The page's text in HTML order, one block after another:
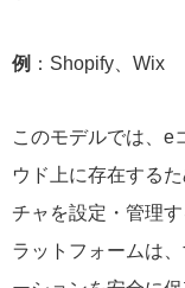
例 ：Shopify、Wix
このモデルでは、e
ウド上に存在する
チャを設定・管理
ラットフォームは